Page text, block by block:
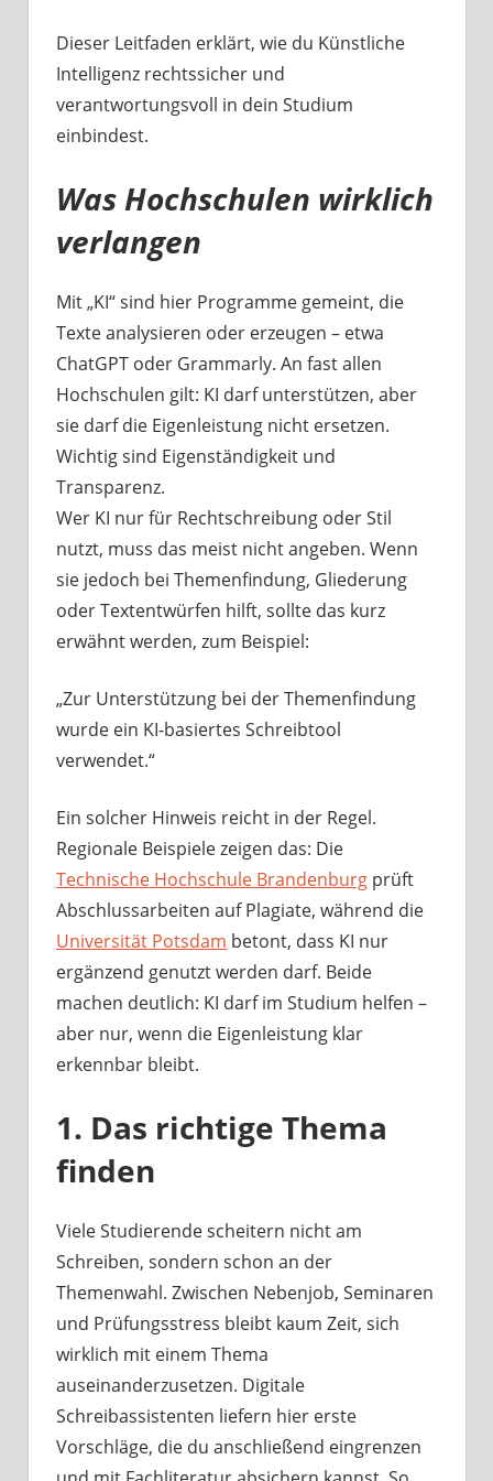
zum
Dieser Leitfaden erklärt, wie du Künstliche
Intelligenz rechtssicher und
verantwortungsvoll in dein Studium
einbindest.
Was Hochschulen wirklich
verlangen
Mit „KI“ sind hier Programme gemeint, die
Texte analysieren oder erzeugen – etwa
ChatGPT oder Grammarly. An fast allen
Hochschulen gilt: KI darf unterstützen, aber
sie darf die Eigenleistung nicht ersetzen.
Wichtig sind Eigenständigkeit und
Transparenz.
Wer KI nur für Rechtschreibung oder Stil
nutzt, muss das meist nicht angeben. Wenn
sie jedoch bei Themenfindung, Gliederung
oder Textentwürfen hilft, sollte das kurz
erwähnt werden, zum Beispiel:
„Zur Unterstützung bei der Themenfindung
wurde ein KI-basiertes Schreibtool
verwendet.“
Ein solcher Hinweis reicht in der Regel.
Regionale Beispiele zeigen das: Die
Technische Hochschule Brandenburg prüft
Abschlussarbeiten auf Plagiate, während die
Universität Potsdam betont, dass KI nur
ergänzend genutzt werden darf. Beide
machen deutlich: KI darf im Studium helfen –
aber nur, wenn die Eigenleistung klar
erkennbar bleibt.
1. Das richtige Thema
finden
Viele Studierende scheitern nicht am
Schreiben, sondern schon an der
Themenwahl. Zwischen Nebenjob, Seminaren
und Prüfungsstress bleibt kaum Zeit, sich
wirklich mit einem Thema
auseinanderzusetzen. Digitale
Schreibassistenten liefern hier erste
Vorschläge, die du anschließend eingrenzen